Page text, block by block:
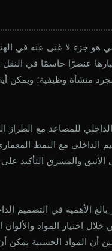
هو جزء لا غنى عنه في
عنصرًا حاسمًا في
منشأة وظيفية؛ ويمكن
للمصاعد مع
مع النمط
والمشرق التأكيد
بالغ الأهمية في
اختيار المواد
أن المواد الخشبية يمكن